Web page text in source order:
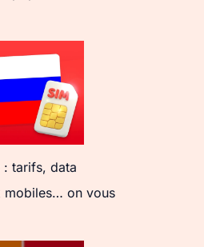
: tarifs, data
mobiles… on vous